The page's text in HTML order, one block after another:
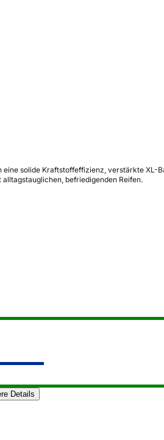
solide Kraftstoffeffizienz, verstärkte
befriedigenden Reifen.
Details